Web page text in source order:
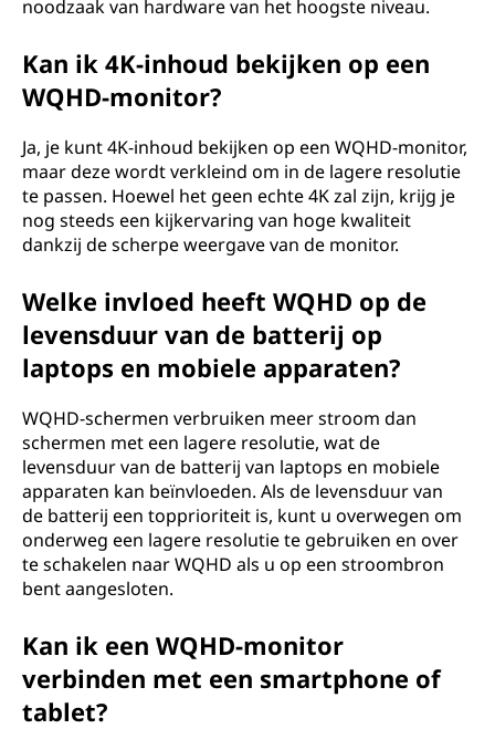
noodzaak van hardware van het hoogste niveau.
Kan ik 4K-inhoud bekijken op een
WQHD-monitor?
Ja, je kunt 4K-inhoud bekijken op een WQHD-monitor,
maar deze wordt verkleind om in de lagere resolutie
te passen. Hoewel het geen echte 4K zal zijn, krijg je
nog steeds een kijkervaring van hoge kwaliteit
dankzij de scherpe weergave van de monitor.
Welke invloed heeft WQHD op de
levensduur van de batterij op
laptops en mobiele apparaten?
WQHD-schermen verbruiken meer stroom dan
schermen met een lagere resolutie, wat de
levensduur van de batterij van laptops en mobiele
apparaten kan beïnvloeden. Als de levensduur van
de batterij een topprioriteit is, kunt u overwegen om
onderweg een lagere resolutie te gebruiken en over
te schakelen naar WQHD als u op een stroombron
bent aangesloten.
Kan ik een WQHD-monitor
verbinden met een smartphone of
tablet?